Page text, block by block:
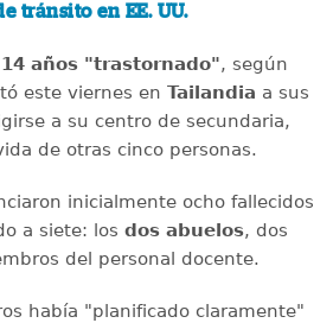
tránsito en EE. UU.
años "trastornado", según
este viernes en Tailandia a sus
a su centro de secundaria,
de otras cinco personas.
inicialmente ocho fallecidos
a siete: los dos abuelos, dos
del personal docente.
había "planificado claramente"